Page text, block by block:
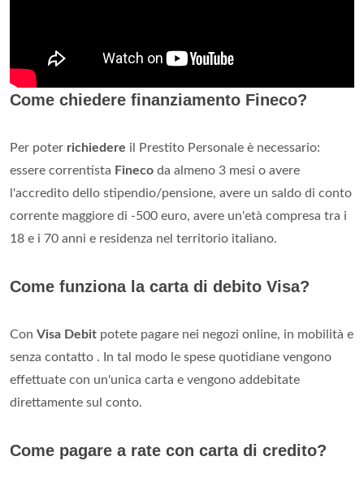
Come chiedere finanziamento Fineco?
Per poter richiedere il Prestito Personale è necessario:
essere correntista Fineco da almeno 3 mesi o avere
l'accredito dello stipendio/pensione, avere un saldo di conto
corrente maggiore di -500 euro, avere un'età compresa tra i
18 e i 70 anni e residenza nel territorio italiano.
Come funziona la carta di debito Visa?
Con Visa Debit potete pagare nei negozi online, in mobilità e
senza contatto . In tal modo le spese quotidiane vengono
effettuate con un'unica carta e vengono addebitate
direttamente sul conto.
Come pagare a rate con carta di credito?